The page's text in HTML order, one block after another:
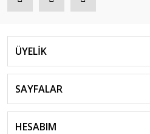
ÜYELİK
SAYFALAR
HESABIM